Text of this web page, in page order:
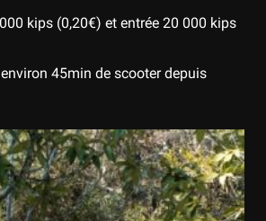
kips (0,20€) et entrée 20 000 kips
45min de scooter depuis